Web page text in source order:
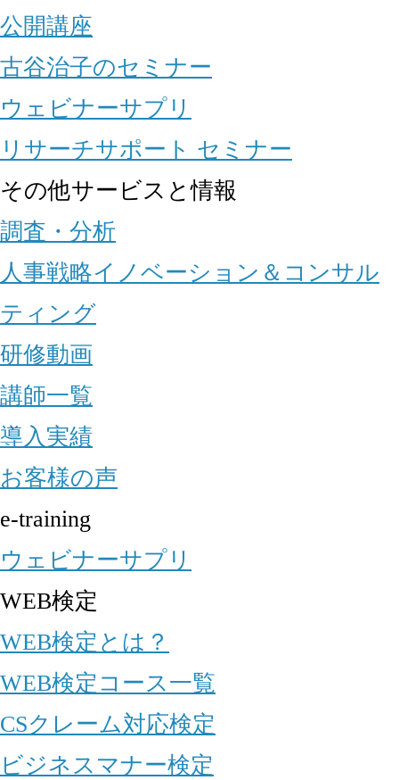
公開講座
古谷治子のセミナー
ウェビナーサプリ
リサーチサポート セミナー
その他サービスと情報
調査・分析
人事戦略イノベーション＆コンサル
ティング
研修動画
講師一覧
導入実績
お客様の声
e-training
ウェビナーサプリ
WEB検定
WEB検定とは？
WEB検定コース一覧
CSクレーム対応検定
ビジネスマナー検定